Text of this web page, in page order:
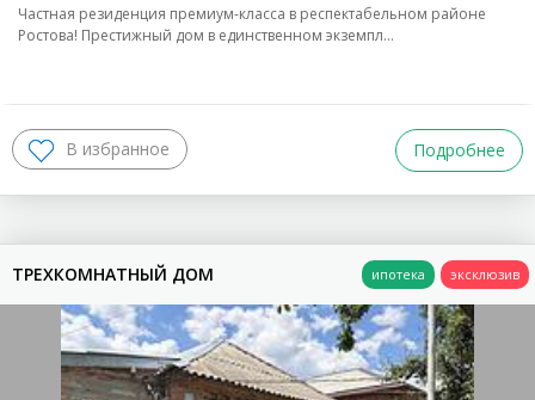
Частная резиденция премиум-класса в респектабельном районе
Ростова! Престижный дом в единственном экземпл…
Подробнее
ТРЕХКОМНАТНЫЙ ДОМ